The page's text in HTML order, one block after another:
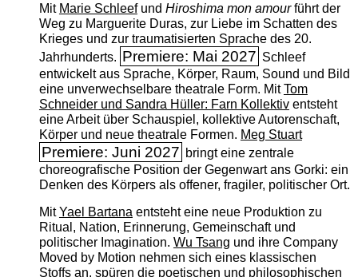
Mit Marie Schleefund Hiroshima mon amourführt der
Weg zu Marguerite Duras, zur Liebe im Schatten des
Krieges und zur traumatisierten Sprache des 20.
Jahrhunderts. Premiere: Mai 2027 Schleef
entwickelt aus Sprache, Körper, Raum, Sound und Bild
eine unverwechselbare theatrale Form. MitTom
Schneider und Sandra Hüller: Farn Kollektiventsteht
eine Arbeit über Schauspiel, kollektive Autorenschaft,
Körper und neue theatrale Formen. Meg Stuart
Premiere: Juni 2027 bringt eine zentrale
choreografische Position der Gegenwart ans Gorki: ein
Denken des Körpers als offener, fragiler, politischer Ort.
MitYael Bartanaentsteht eine neue Produktion zu
Ritual, Nation, Erinnerung, Gemeinschaft und
politischer Imagination. Wu Tsang und ihre Company
Moved by Motion nehmen sich eines klassischen
Stoffs an, spüren die poetischen und philosophischen